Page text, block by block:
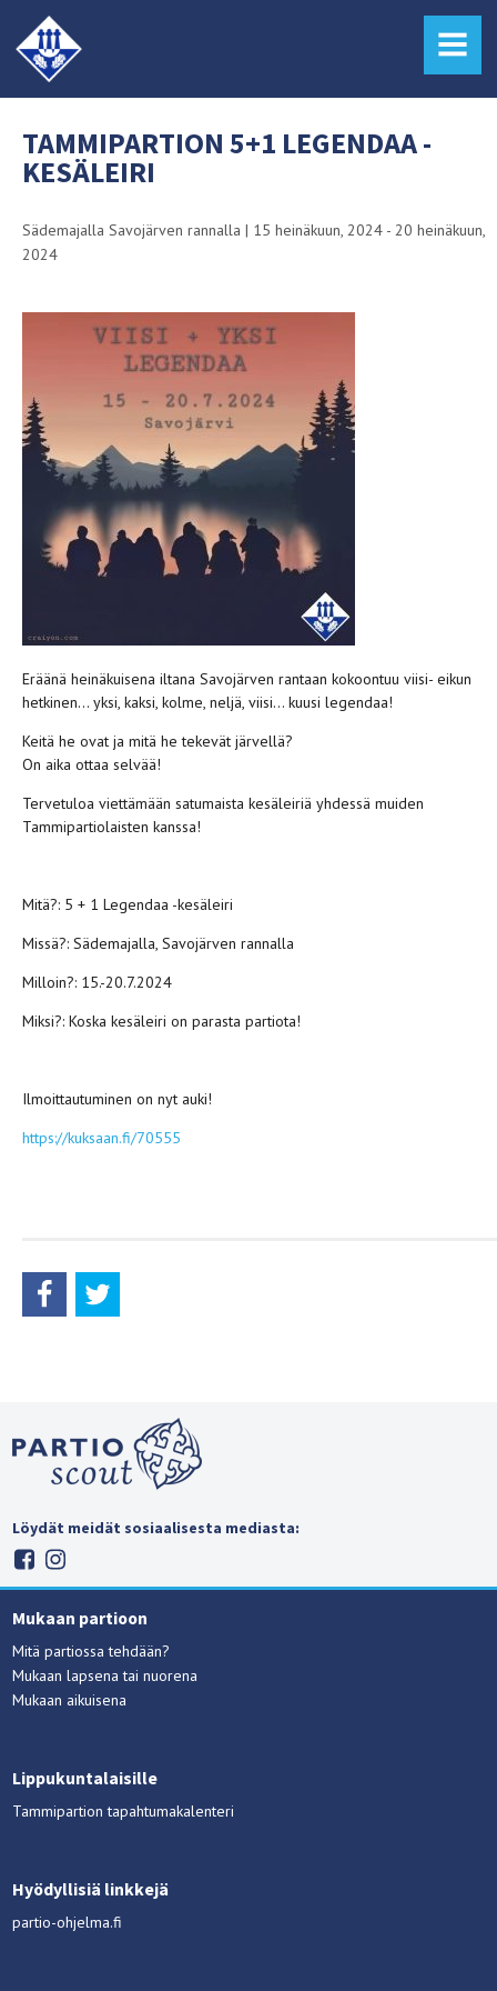
MENU
TAMMIPARTION 5+1 LEGENDAA -
KESÄLEIRI
Sädemajalla Savojärven rannalla | 15 heinäkuun, 2024 - 20 heinäkuun,
2024
Eräänä heinäkuisena iltana Savojärven rantaan kokoontuu viisi- eikun
hetkinen… yksi, kaksi, kolme, neljä, viisi… kuusi legendaa!
Keitä he ovat ja mitä he tekevät järvellä?
On aika ottaa selvää!
Tervetuloa viettämään satumaista kesäleiriä yhdessä muiden
Tammipartiolaisten kanssa!
Mitä?: 5 + 1 Legendaa -kesäleiri
Missä?: Sädemajalla, Savojärven rannalla
Milloin?: 15.-20.7.2024
Miksi?: Koska kesäleiri on parasta partiota!
Ilmoittautuminen on nyt auki!
https://kuksaan.fi/70555
Löydät meidät sosiaalisesta mediasta:
Mukaan partioon
Mitä partiossa tehdään?
Mukaan lapsena tai nuorena
Mukaan aikuisena
Lippukuntalaisille
Tammipartion tapahtumakalenteri
Hyödyllisiä linkkejä
partio-ohjelma.fi